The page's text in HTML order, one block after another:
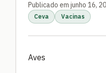
Publicado em junho 16,
Ceva Vacinas
Aves